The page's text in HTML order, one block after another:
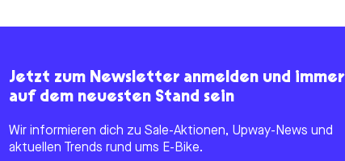
Jetzt zum Newsletter anmelden und immer
auf dem neuesten Stand sein
Wir informieren dich zu Sale-Aktionen, Upway-News und
aktuellen Trends rund ums E-Bike.